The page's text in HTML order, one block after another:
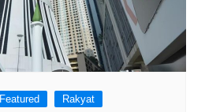
Featured Rakyat